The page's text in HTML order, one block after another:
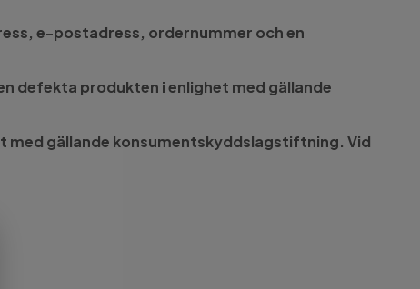
e-postadress, ordernummer och en
defekta produkten i enlighet med gällande
med gällande konsumentskyddslagstiftning. Vid